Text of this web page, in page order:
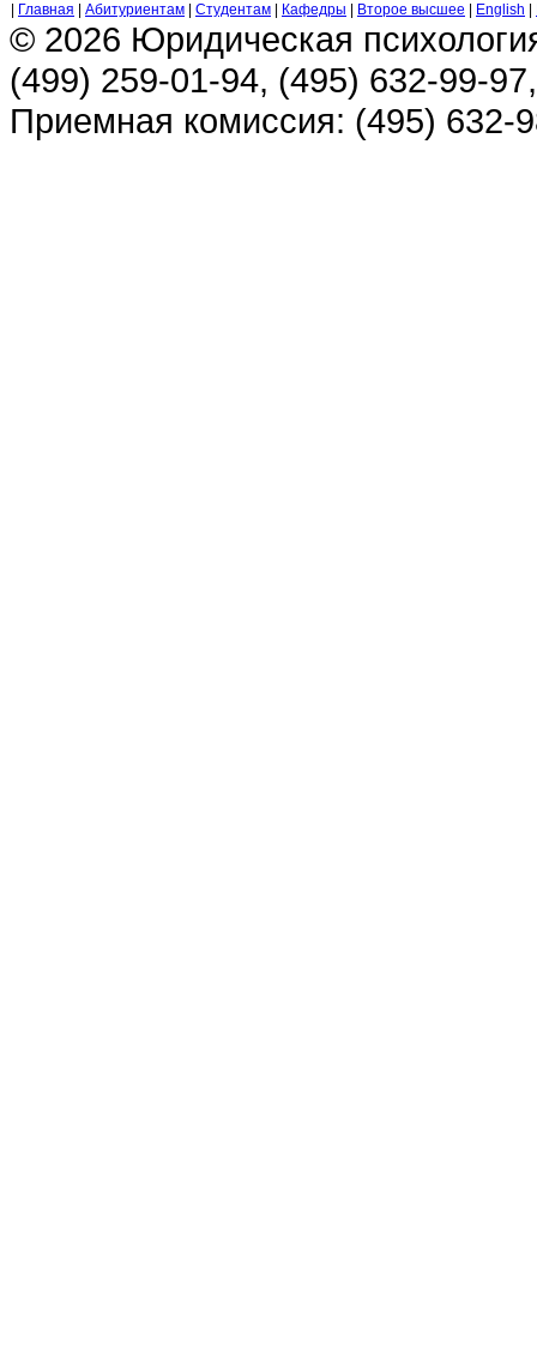
Главная Абитуриентам Студентам Кафедры Второе высшее English
© 2026 Юридическая
(499) 259-01-94, (495) 632-99-
Приемная комиссия: (495) 632-